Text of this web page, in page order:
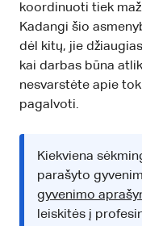
koordinuoti tiek
Kadangi šio
dėl kitų, jie
kai darbas būna
nesvarstėte apie
pagalvoti.
Kiekviena
parašyto
gyvenimo
leiskitės į